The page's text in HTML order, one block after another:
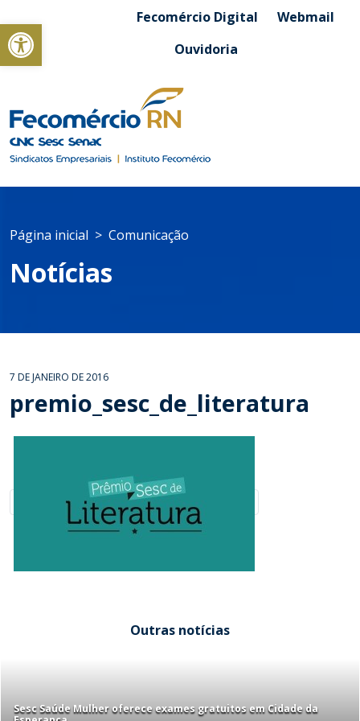
Abrir a barra de ferramentasFecomércio Digital
Webmail
Ouvidoria
Página inicial Comunicação
Notícias
7 DE JANEIRO DE 2016
premio_sesc_de_literatura
Outras notícias
Sesc Saúde Mulher oferece exames gratuitos em Cidade da